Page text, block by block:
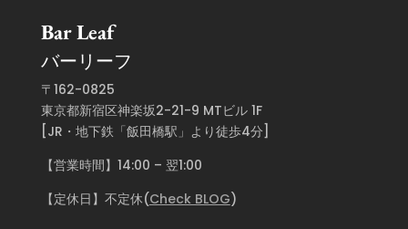
Bar Leaf
バーリーフ
〒162-0825
東京都新宿区神楽坂2-21-9 MTビル 1F
[JR・地下鉄「飯田橋駅」より徒歩4分]
【営業時間】14:00 – 翌1:00
【定休日】不定休(Check BLOG)